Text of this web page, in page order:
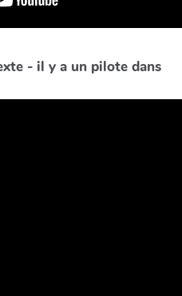
- il y a un pilote dans